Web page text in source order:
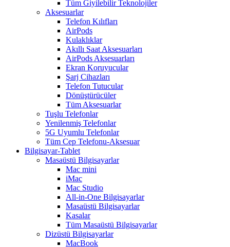
Tüm Giyilebilir Teknolojiler
Aksesuarlar
Telefon Kılıfları
AirPods
Kulaklıklar
Akıllı Saat Aksesuarları
AirPods Aksesuarları
Ekran Koruyucular
Şarj Cihazları
Telefon Tutucular
Dönüştürücüler
Tüm Aksesuarlar
Tuşlu Telefonlar
Yenilenmiş Telefonlar
5G Uyumlu Telefonlar
Tüm Cep Telefonu-Aksesuar
Bilgisayar-Tablet
Masaüstü Bilgisayarlar
Mac mini
iMac
Mac Studio
All-in-One Bilgisayarlar
Masaüstü Bilgisayarlar
Kasalar
Tüm Masaüstü Bilgisayarlar
Dizüstü Bilgisayarlar
MacBook